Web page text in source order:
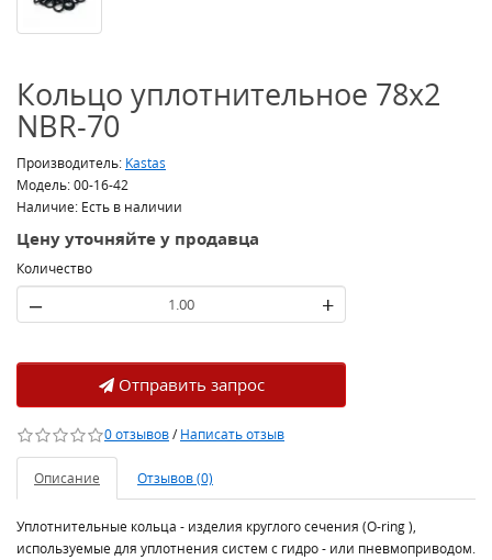
Кольцо уплотнительное 78x2
NBR-70
Производитель: Kastas
Модель: 00-16-42
Наличие: Есть в наличии
Цену уточняйте у продавца
Количество
– +
Отправить запрос
0 отзывов/Написать отзыв
Описание Отзывов (0)
Уплотнительные кольца - изделия круглого сечения (O-ring ),
используемые для уплотнения систем с гидро - или пневмоприводом.